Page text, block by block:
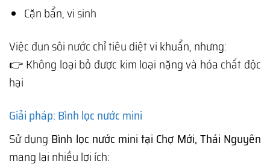
Cặn bẩn, vi sinh
Việc đun sôi nước chỉ tiêu diệt vi khuẩn, nhưng:
👉 Không loại bỏ được kim loại nặng và hóa chất độc
hại
Giải pháp: Bình lọc nước mini
Sử dụng Bình lọc nước mini tại Chợ Mới, Thái Nguyên
mang lại nhiều lợi ích: